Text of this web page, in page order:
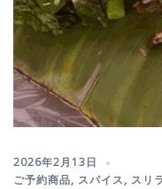
2026年2月13日
ご予約商品, スパイス, スリ